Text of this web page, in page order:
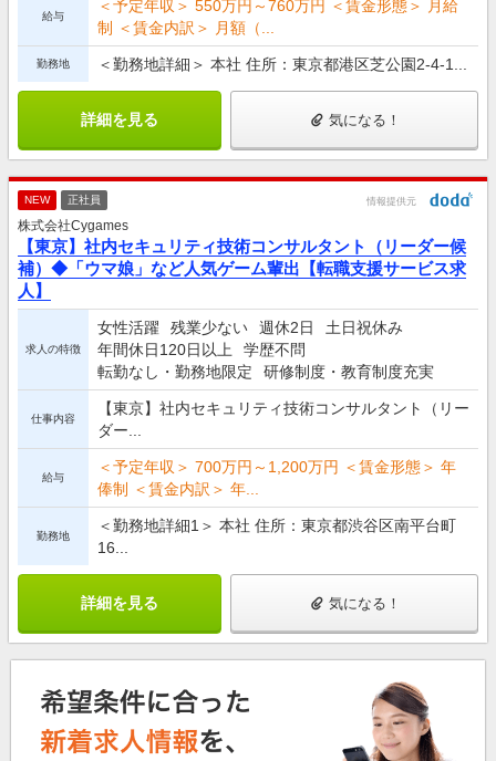
給与
＜予定年収＞ 550万円～760万円 ＜賃金形態＞ 月給
制 ＜賃金内訳＞ 月額（...
勤務地 ＜勤務地詳細＞ 本社 住所：東京都港区芝公園2-4-1...
詳細を見る 気になる！
NEW 正社員 情報提供元
株式会社Cygames
【東京】社内セキュリティ技術コンサルタント（リーダー候
補）◆「ウマ娘」など人気ゲーム輩出【転職支援サービス求
人】
求人の特徴
女性活躍 残業少ない 週休2日
土日祝休み
年間休日120日以上
学歴不問
転勤なし・勤務地限定
研修制度・教育制度充実
仕事内容
【東京】社内セキュリティ技術コンサルタント（リー
ダー...
給与
＜予定年収＞ 700万円～1,200万円 ＜賃金形態＞ 年
俸制 ＜賃金内訳＞ 年...
勤務地
＜勤務地詳細1＞ 本社 住所：東京都渋谷区南平台町
16...
詳細を見る 気になる！